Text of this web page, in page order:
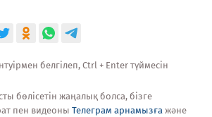
белгілеп, Ctrl + Enter түймесін
бөлісетін жаңалық болса, бізге
пен видеоны Телеграм арнамызға және